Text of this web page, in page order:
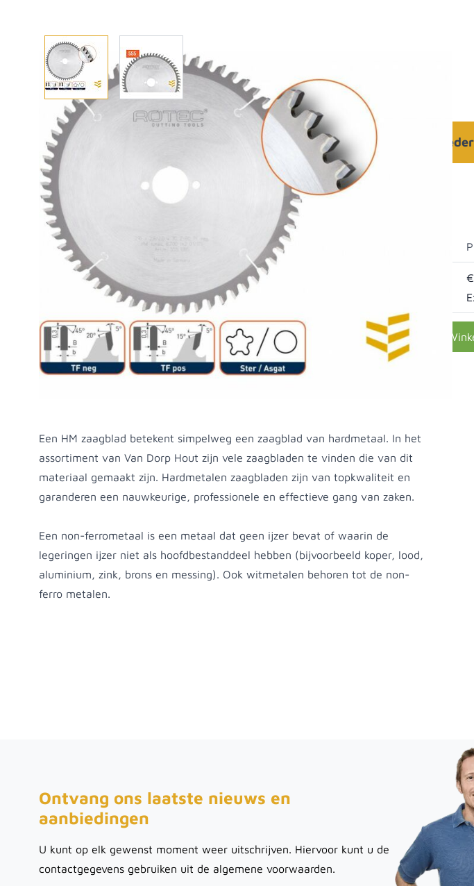
Bezorgen in heel
Selecteer afmetingen
Selecteer de gewenste afmetingen
HM zaagblad voor NF-metalen 190x2,8x30 Z=68 TF neg
In
Een HM zaagblad betekent simpelweg een zaagblad van hardmetaal. In het
assortiment van Van Dorp Hout zijn vele zaagbladen te vinden die van dit
materiaal gemaakt zijn. Hardmetalen zaagbladen zijn van topkwaliteit en
garanderen een nauwkeurige, professionele en effectieve gang van zaken.
Een non-ferrometaal is een metaal dat geen ijzer bevat of waarin de
legeringen ijzer niet als hoofdbestanddeel hebben (bijvoorbeeld koper, lood,
aluminium, zink, brons en messing). Ook witmetalen behoren tot de non-
ferro metalen.
Ontvang ons laatste nieuws en
aanbiedingen
U kunt op elk gewenst moment weer uitschrijven. Hiervoor kunt u de
contactgegevens gebruiken uit de algemene voorwaarden.